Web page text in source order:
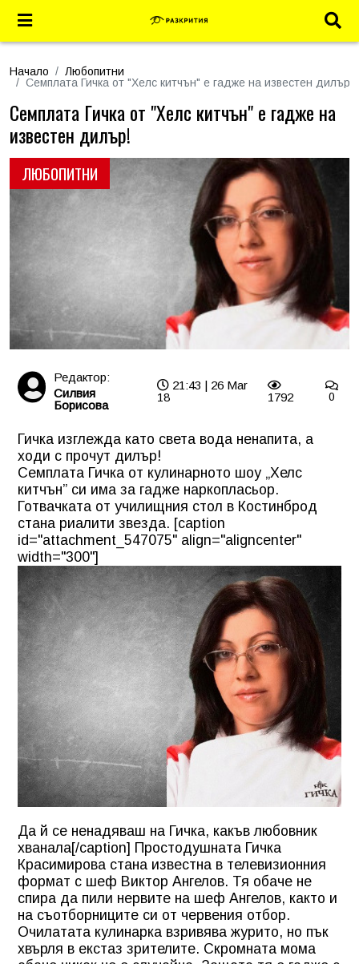
Начало
Любопитни
Семплата Гичка от "Хелс китчън" е гадже на известен дилър!
ЛЮБОПИТНИ
Семплата Гичка от "Хелс китчън" е гадже на
известен дилър!
Редактор:
Силвия
Борисова
21:43 | 26 Mar
18
1792 0
Гичка изглежда като света вода ненапита, а
ходи с прочут дилър!
Семплата Гичка от кулинарното шоу „Хелс
китчън” си има за гадже наркопласьор.
Готвачката от училищния стол в Костинброд
стана риалити звезда. [caption
id="attachment_547075" align="aligncenter"
width="300"]
Да й се ненадяваш на Гичка, какъв любовник
хванала[/caption] Простодушната Гичка
Красимирова стана известна в телевизионния
формат с шеф Виктор Ангелов. Тя обаче не
спира да пили нервите на шеф Ангелов, както и
на съотборниците си от червения отбор.
Очилатата кулинарка взривява журито, но пък
хвърля в екстаз зрителите. Скромната мома